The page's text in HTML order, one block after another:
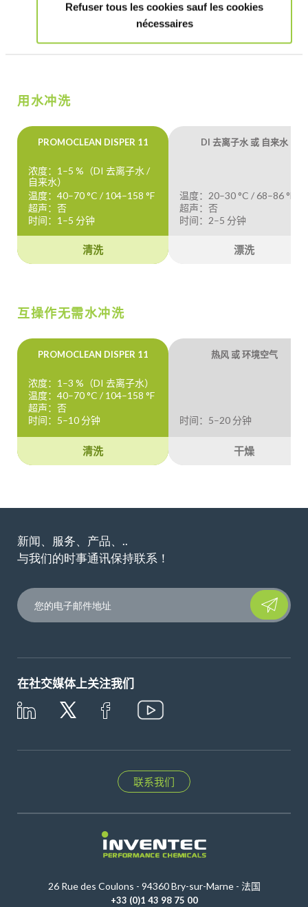
Refuser tous les cookies sauf les cookies
nécessaires
工序建议
最佳工艺取决于操作条件、设备、所需的清洗时间和污染物的性
用水冲洗
PROMOCLEAN DISPER 11
浓度：1–5 %（DI 去离子水 /
自来水）
温度：40–70 °C / 104–158 °F
超声：否
时间：1–5 分钟
清洗
DI 去离子水 或 自来水
温度：20–30 °C / 68–86 °F
超声：否
时间：2–5 分钟
漂洗
互操作无需水冲洗
PROMOCLEAN DISPER 11
浓度：1–3 %（DI 去离子水）
温度：40–70 °C / 104–158 °F
超声：否
时间：5–10 分钟
清洗
热风 或 环境空气
时间：5–20 分钟
干燥
新闻、服务、产品、..
与我们的时事通讯保持联系！
Please
在社交媒体上关注我们
联系我们
26 Rue des Coulons - 94360 Bry-sur-Marne - 法国
+33 (0)1 43 98 75 00